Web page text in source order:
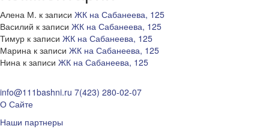
Алена М. к записи ЖК на Сабанеева, 125
Василий к записи ЖК на Сабанеева, 125
Тимур к записи ЖК на Сабанеева, 125
Марина к записи ЖК на Сабанеева, 125
Нина к записи ЖК на Сабанеева, 125
info@111bashni.ru 7(423) 280-02-07
О Сайте
Наши партнеры